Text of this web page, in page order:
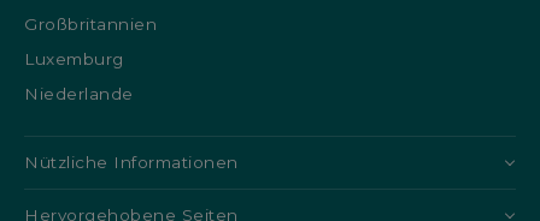
Großbritannien
Luxemburg
Niederlande
Nützliche Informationen
Hervorgehobene Seiten